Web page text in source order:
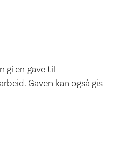
gi en gave til
Gaven kan også gis